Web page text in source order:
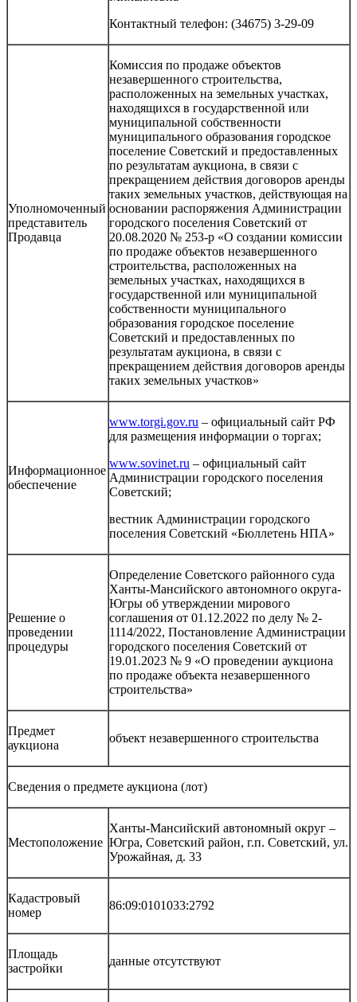
Контактный телефон: (34675) 3-29-09
Уполномоченный
представитель
Продавца
Комиссия по продаже объектов
незавершенного строительства,
расположенных на земельных участках,
находящихся в государственной или
муниципальной собственности
муниципального образования городское
поселение Советский и предоставленных
по результатам аукциона, в связи с
прекращением действия договоров аренды
таких земельных участков, действующая на
основании распоряжения Администрации
городского поселения Советский от
20.08.2020 № 253-р «О создании комиссии
по продаже объектов незавершенного
строительства, расположенных на
земельных участках, находящихся в
государственной или муниципальной
собственности муниципального
образования городское поселение
Советский и предоставленных по
результатам аукциона, в связи с
прекращением действия договоров аренды
таких земельных участков»
Информационное
обеспечение
www.torgi.gov.ru – официальный сайт РФ
для размещения информации о торгах;
www.sovinet.ru – официальный сайт
Администрации городского поселения
Советский;
вестник Администрации городского
поселения Советский «Бюллетень НПА»
Решение о
проведении
процедуры
Определение Советского районного суда
Ханты-Мансийского автономного округа-
Югры об утверждении мирового
соглашения от 01.12.2022 по делу № 2-
1114/2022, Постановление Администрации
городского поселения Советский от
19.01.2023 № 9 «О проведении аукциона
по продаже объекта незавершенного
строительства»
Предмет
аукциона
объект незавершенного строительства
Сведения о предмете аукциона (лот)
Местоположение
Ханты-Мансийский автономный округ –
Югра, Советский район, г.п. Советский, ул.
Урожайная, д. 33
Кадастровый
номер
86:09:0101033:2792
Площадь
застройки
данные отсутствуют